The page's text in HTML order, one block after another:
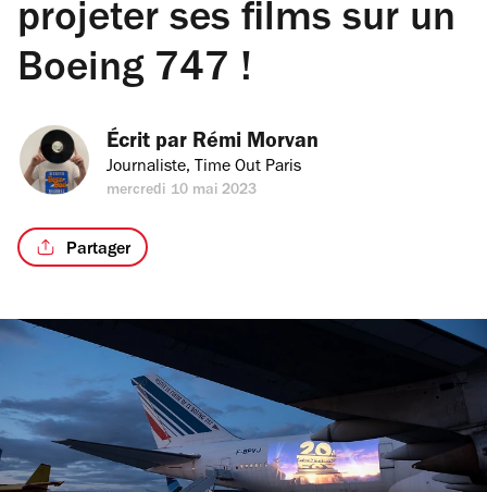
projeter ses films sur un
Boeing 747 !
Écrit par Rémi Morvan
Journaliste, Time Out Paris
mercredi 10 mai 2023
Partager